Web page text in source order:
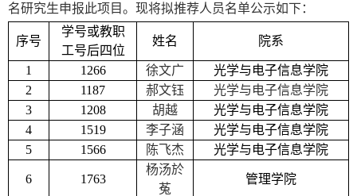
名研究生申报此项目。现将拟推荐人员名单公示如下：
序号
学号或教职
工号后四位
姓名 院系
1 1266 徐文广
光学与电子信息学院
2
1187 郝文钰
光学与电子信息学院
3
1208 胡越
光学与电子信息学院
4
1519 李子涵
光学与电子信息学院
5
1566 陈飞杰 光学与电子信息学院
6 1763
杨汤於
菟
管理学院